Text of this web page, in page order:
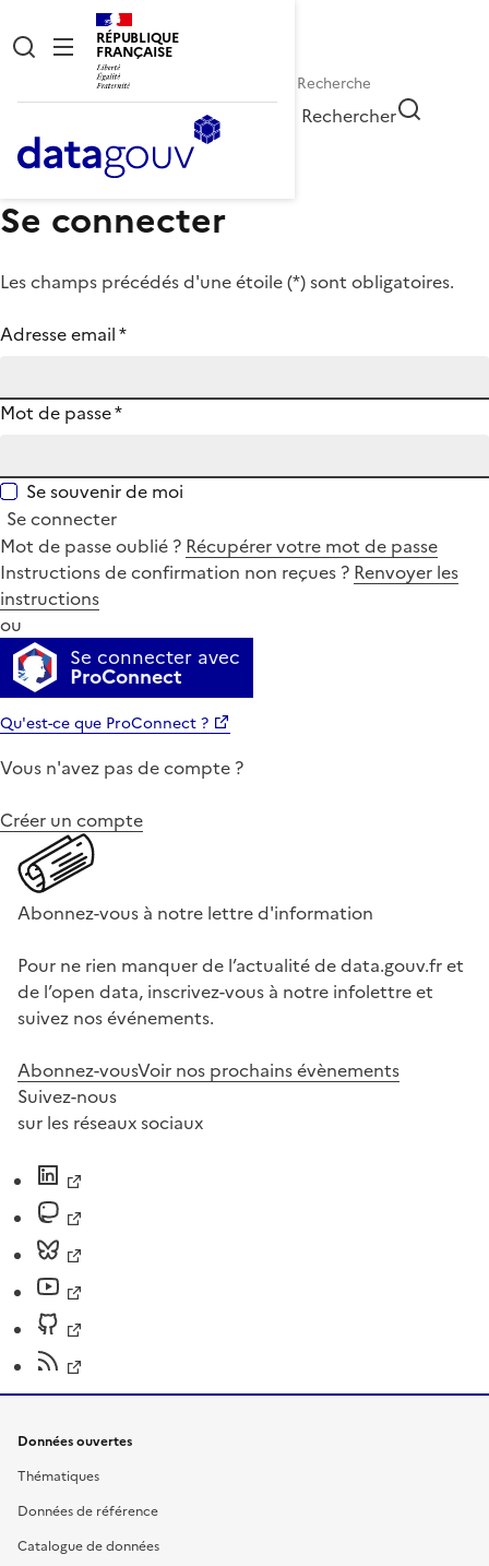
RÉPUBLIQUE
FRANÇAISE
Rechercher
Se connecter
Les champs précédés d'une étoile (*) sont obligatoires.
Adresse email*
Mot de passe*
Se souvenir de moi
Se connecter
Mot de passe oublié ? Récupérer votre mot de passe
Instructions de confirmation non reçues ? Renvoyer les
instructions
ou
Se connecter avec
ProConnect
Qu'est-ce que ProConnect ?
Vous n'avez pas de compte ?
Créer un compte
Abonnez-vous à notre lettre d'information
Pour ne rien manquer de l’actualité de data.gouv.fr et
de l’open data, inscrivez-vous à notre infolettre et
suivez nos événements.
Abonnez-vousVoir nos prochains évènements
Suivez-nous
sur les réseaux sociaux
Données ouvertes
Thématiques
Données de référence
Catalogue de données